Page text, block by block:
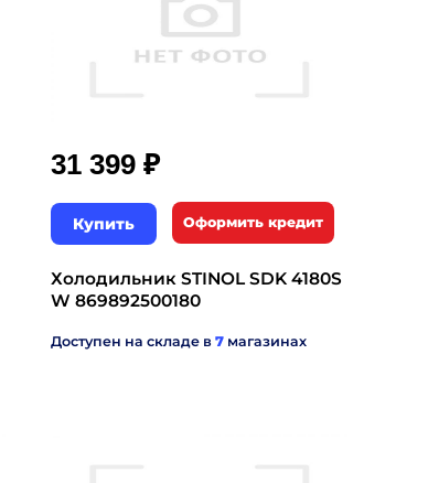
31 399 ₽
Купить Оформить кредит
Холодильник STINOL SDK 4180S
W 869892500180
Доступен на складе в 7 магазинах